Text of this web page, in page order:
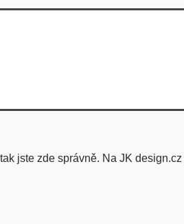
jste zde správně. Na JK design.cz